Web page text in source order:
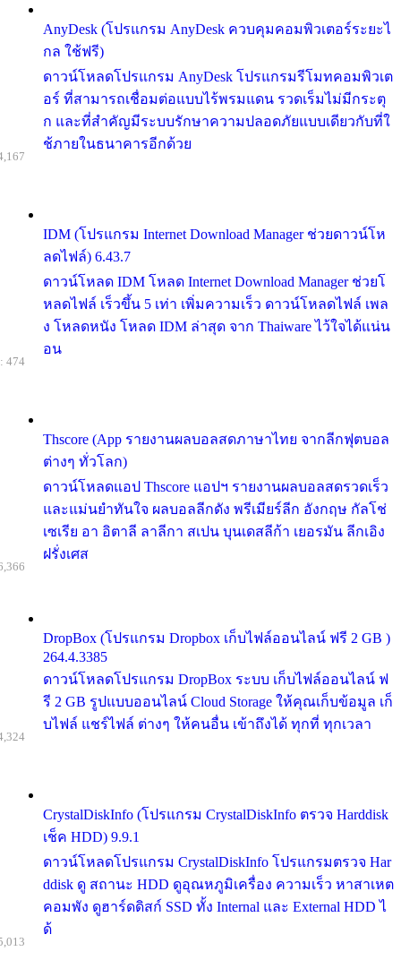
AnyDesk (โปรแกรม AnyDesk ควบคุมคอมพิวเตอร์ระยะไ
กล ใช้ฟรี)
ดาวน์โหลดโปรแกรม AnyDesk โปรแกรมรีโมทคอมพิวเต
อร์ ที่สามารถเชื่อมต่อแบบไร้พรมแดน รวดเร็มไม่มีกระตุ
ก และที่สำคัญมีระบบรักษาความปลอดภัยแบบเดียวกับที่ใ
ช้ภายในธนาคารอีกด้วย
IDM (โปรแกรม Internet Download Manager ช่วยดาวน์โห
ลดไฟล์) 6.43.7
ดาวน์โหลด IDM โหลด Internet Download Manager ช่วยโ
หลดไฟล์ เร็วขึ้น 5 เท่า เพิ่มความเร็ว ดาวน์โหลดไฟล์ เพล
ง โหลดหนัง โหลด IDM ล่าสุด จาก Thaiware ไว้ใจได้แน่น
อน
Thscore (App รายงานผลบอลสดภาษาไทย จากลีกฟุตบอล
ต่างๆ ทั่วโลก)
ดาวน์โหลดแอป Thscore แอปฯ รายงานผลบอลสดรวดเร็ว
และแม่นยำทันใจ ผลบอลลีกดัง พรีเมียร์ลีก อังกฤษ กัลโช่
เซเรีย อา อิตาลี ลาลีกา สเปน บุนเดสลีก้า เยอรมัน ลีกเอิง
ฝรั่งเศส
474
DropBox (โปรแกรม Dropbox เก็บไฟล์ออนไลน์ ฟรี 2 GB )
264.4.3385
ดาวน์โหลดโปรแกรม DropBox ระบบ เก็บไฟล์ออนไลน์ ฟ
รี 2 GB รูปแบบออนไลน์ Cloud Storage ให้คุณเก็บข้อมูล เก็
บไฟล์ แชร์ไฟล์ ต่างๆ ให้คนอื่น เข้าถึงได้ ทุกที่ ทุกเวลา
CrystalDiskInfo (โปรแกรม CrystalDiskInfo ตรวจ Harddisk
เช็ค HDD) 9.9.1
ดาวน์โหลดโปรแกรม CrystalDiskInfo โปรแกรมตรวจ Har
ddisk ดู สถานะ HDD ดูอุณหภูมิเครื่อง ความเร็ว หาสาเหต
คอมพัง ดูฮาร์ดดิสก์ SSD ทั้ง Internal และ External HDD ไ
ด้